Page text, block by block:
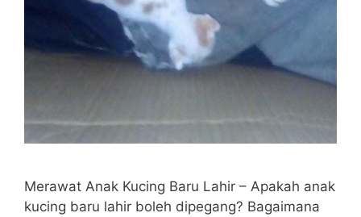
Merawat Anak Kucing Baru Lahir – Apakah anak
kucing baru lahir boleh dipegang? Bagaimana